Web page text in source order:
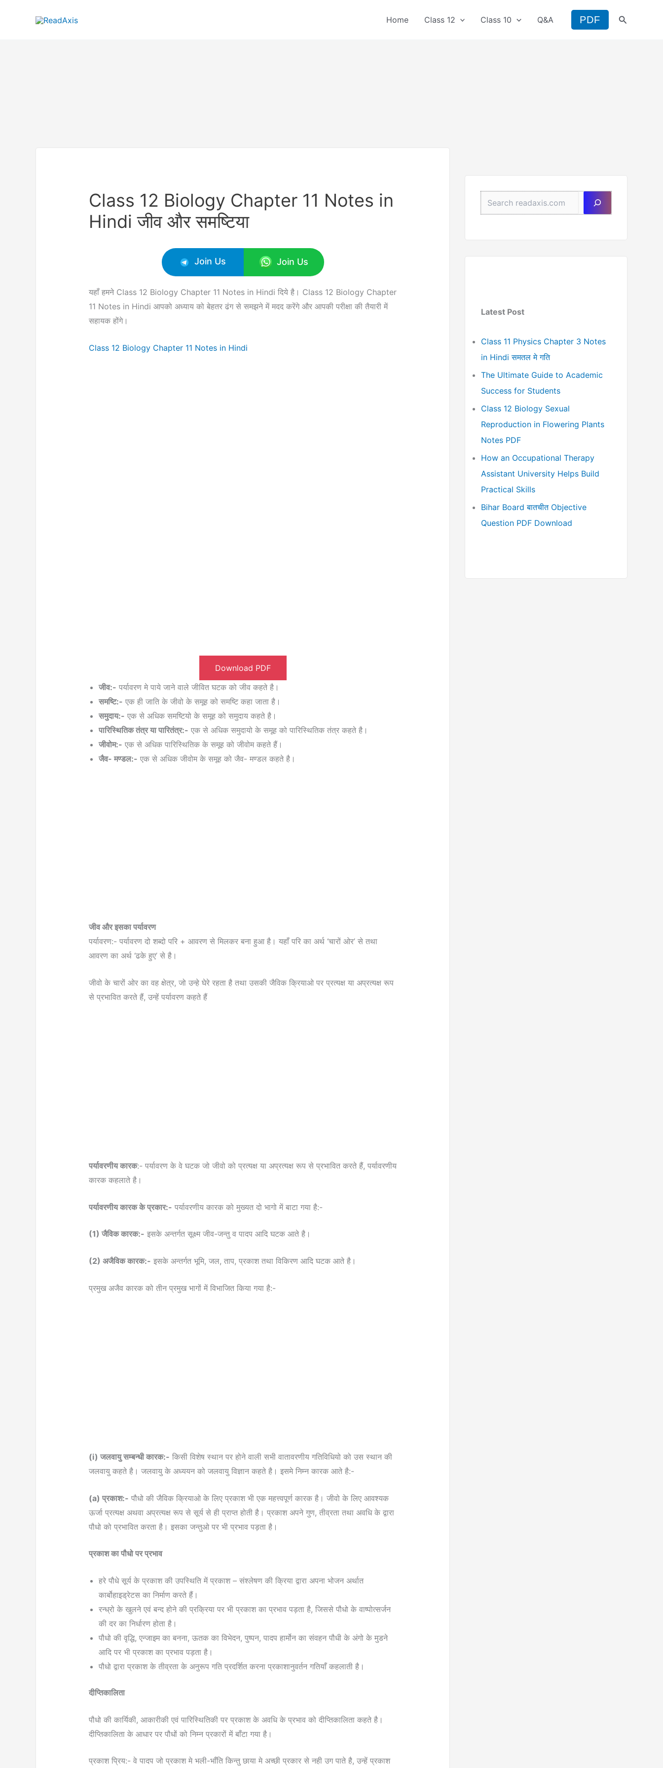
Home Class 12 Class 10 Q&A PDF Search
Class 12 Biology Chapter 11 Notes in
Hindi जीव और समष्टिया
Join Us Join Us
यहाँ हमने Class 12 Biology Chapter 11 Notes in Hindi दिये है। Class 12 Biology Chapter
11 Notes in Hindi आपको अध्याय को बेहतर ढंग से समझने में मदद करेंगे और आपकी परीक्षा की तैयारी में
सहायक होंगे।
Class 12 Biology Chapter 11 Notes in Hindi
Download PDF
जीव:- पर्यावरण मे पाये जाने वाले जीवित घटक को जीव कहते है।
समष्टि:- एक ही जाति के जीवो के समूह को समष्टि कहा जाता है।
समुदाय:- एक से अधिक समष्टियो के समूह को समुदाय कहते है।
पारिस्थितिक तंत्र या पारितंत्र:- एक से अधिक समुदायो के समूह को पारिस्थितिक तंत्र कहते है।
जीवोम:- एक से अधिक पारिस्थितिक के समूह को जीवोम कहते हैं।
जैव- मण्डल:- एक से अधिक जीवोम के समूह को जैव- मण्डल कहते है।
जीव और इसका पर्यावरण
पर्यावरण:- पर्यावरण दो शब्दो परि + आवरण से मिलकर बना हुआ है। यहाँ परि का अर्थ ‘चारों ओर’ से तथा
आवरण का अर्थ ‘ढके हुए’ से है।
जीवो के चारों ओर का वह क्षेत्र, जो उन्हे घेरे रहता है तथा उसकी जैविक क्रियाओ पर प्रत्यक्ष या अप्रत्यक्ष रूप
से प्रभावित करते हैं, उन्हें पर्यावरण कहते हैं
पर्यावरणीय कारक:- पर्यावरण के वे घटक जो जीवो को प्रत्यक्ष या अप्रत्यक्ष रूप से प्रभावित करते हैं, पर्यावरणीय
कारक कहलाते है।
पर्यावरणीय कारक के प्रकार:- पर्यावरणीय कारक को मुख्यत दो भागो में बाटा गया है:-
(1) जैविक कारक:- इसके अन्तर्गत सूक्ष्म जीव-जन्तु व पादप आदि घटक आते है।
(2) अजैविक कारक:- इसके अन्तर्गत भूमि, जल, ताप, प्रकाश तथा विकिरण आदि घटक आते है।
प्रमुख अजैव कारक को तीन प्रमुख भागों में विभाजित किया गया है:-
(i) जलवायु सम्बन्धी कारक:- किसी विशेष स्थान पर होने वाली सभी वातावरणीय गतिविधियो को उस स्थान की
जलवायु कहते है। जलवायु के अध्ययन को जलवायु विज्ञान कहते है। इसमे निम्न कारक आते है:-
(a) प्रकाश:- पौधो की जैविक क्रियाओ के लिए प्रकाश भी एक महत्त्वपूर्ण कारक है। जीवो के लिए आवश्यक
ऊर्जा प्रत्यक्ष अथवा अप्रत्यक्ष रूप से सूर्य से ही प्राप्त होती है। प्रकाश अपने गुण, तीव्रता तथा अवधि के द्वारा
पौधो को प्रभावित करता है। इसका जन्तुओ पर भी प्रभाव पड़ता है।
प्रकाश का पौधो पर प्रभाव
हरे पौधे सूर्य के प्रकाश की उपस्थिति में प्रकाश – संश्लेषण की क्रिया द्वारा अपना भोजन अर्थात
कार्बोहाइड्रेटस का निर्माण करते हैं।
रन्ध्रो के खुलने एवं बन्द होने की प्रक्रिया पर भी प्रकाश का प्रभाव पड़ता है, जिससे पौधो के वाष्पोत्सर्जन
की दर का निर्धारण होता है।
पौधो की वृद्धि, एन्जाइम का बनना, ऊतक का विभेदन, पुष्पन, पादप हार्मोन का संवहन पौधी के अंगो के मुडने
आदि पर भी प्रकाश का प्रभाव पड़ता है।
पौधो द्वारा प्रकाश के तीव्रता के अनुरूप गति प्रदर्शित करना प्रकाशानुवर्तन गतियाँ कहलाती है।
दीप्तिकालिता
पौधो की कार्यिकी, आकारीकी एवं पारिस्थितिकी पर प्रकाश के अवधि के प्रभाव को दीप्तिकालिता कहते है।
दीप्तिकालिता के आधार पर पौधों को निम्न प्रकारों में बाँटा गया है।
प्रकाश प्रिय:- वे पादप जो प्रकाश मे भली-भाँति किन्तु छाया मे अच्छी प्रकार से नही उग पाते है, उन्हें प्रकाश
Latest Post
Class 11 Physics Chapter 3 Notes
in Hindi समतल मे गति
The Ultimate Guide to Academic
Success for Students
Class 12 Biology Sexual
Reproduction in Flowering Plants
Notes PDF
How an Occupational Therapy
Assistant University Helps Build
Practical Skills
Bihar Board बातचीत Objective
Question PDF Download